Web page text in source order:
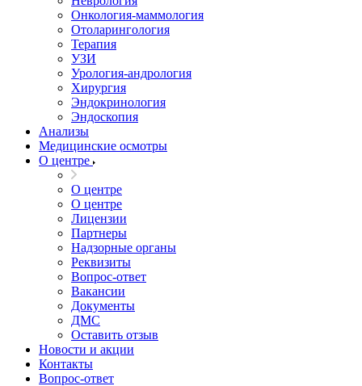
Онкология-маммология
Отоларингология
Терапия
УЗИ
Урология-андрология
Хирургия
Эндокринология
Эндоскопия
Анализы
Медицинские осмотры
О центре
О центре
О центре
Лицензии
Партнеры
Надзорные органы
Реквизиты
Вопрос-ответ
Вакансии
Документы
ДМС
Оставить отзыв
Новости и акции
Контакты
Вопрос-ответ